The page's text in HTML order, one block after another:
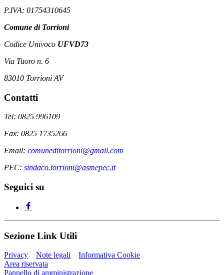
P.IVA: 01754310645
Comune di Torrioni
Codice Univoco UFVD73
Via Tuoro n. 6
83010 Torrioni AV
Contatti
Tel: 0825 996109
Fax: 0825 1735266
Email: comuneditorrioni@gmail.com
PEC: sindaco.torrioni@asmepec.it
Seguici su
Sezione Link Utili
Privacy Note legali
Informativa Cookie
Area riservata
Pannello di amministrazione